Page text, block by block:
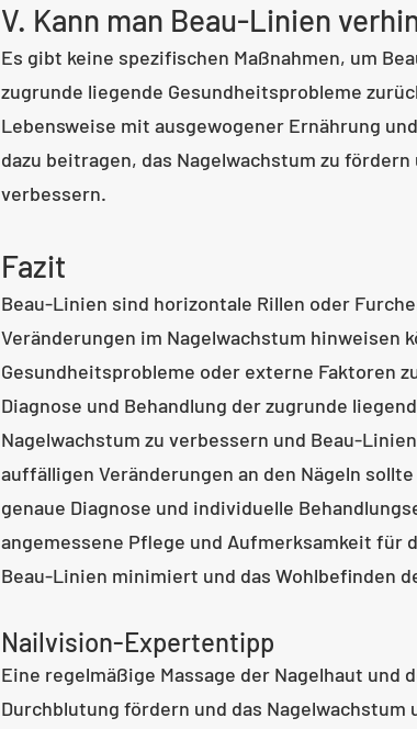
V. Kann man Beau-Linien
Es gibt keine spezifischen Maßnahmen, um
zugrunde liegende Gesundheitsprobleme
Lebensweise mit ausgewogener Ernährung
dazu beitragen, das Nagelwachstum zu
verbessern.
Fazit
Beau-Linien sind horizontale Rillen oder
Veränderungen im Nagelwachstum hinweisen
Gesundheitsprobleme oder externe Faktoren
Diagnose und Behandlung der zugrunde
Nagelwachstum zu verbessern und Beau-
auffälligen Veränderungen an den Nägeln
genaue Diagnose und individuelle
angemessene Pflege und Aufmerksamkeit für
Beau-Linien minimiert und das Wohlbefinden
Nailvision-Expertentipp
Eine regelmäßige Massage der Nagelhaut und
Durchblutung fördern und das